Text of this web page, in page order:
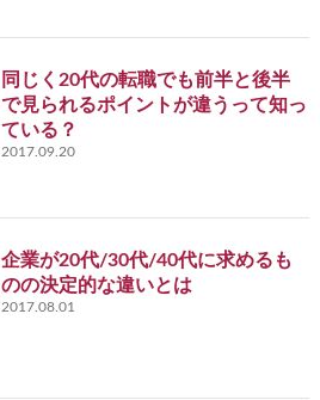
同じく20代の転職でも前半と後半
で見られるポイントが違うって知っ
ている？
2017.09.20
企業が20代/30代/40代に求めるも
のの決定的な違いとは
2017.08.01